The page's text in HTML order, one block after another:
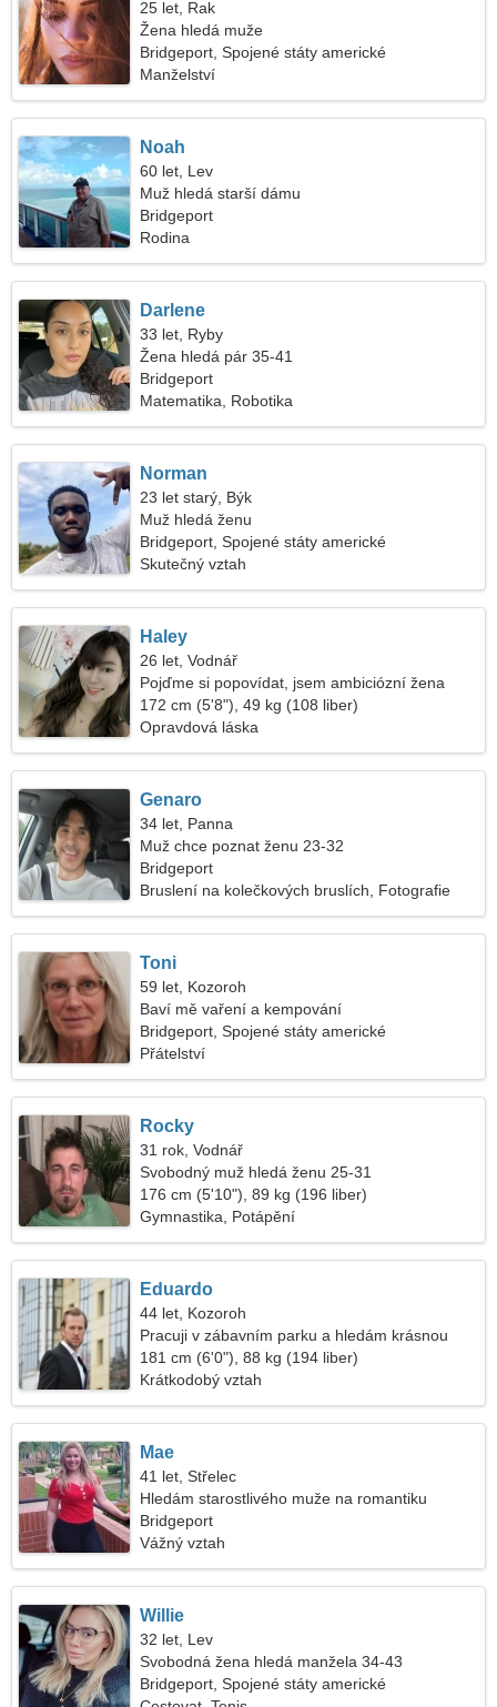
25 let, Rak
Žena hledá muže
Bridgeport, Spojené státy americké
Manželství
Noah
60 let, Lev
Muž hledá starší dámu
Bridgeport
Rodina
Darlene
33 let, Ryby
Žena hledá pár 35-41
Bridgeport
Matematika, Robotika
Norman
23 let starý, Býk
Muž hledá ženu
Bridgeport, Spojené státy americké
Skutečný vztah
Haley
26 let, Vodnář
Pojďme si popovídat, jsem ambiciózní žena
172 cm (5'8"), 49 kg (108 liber)
Opravdová láska
Genaro
34 let, Panna
Muž chce poznat ženu 23-32
Bridgeport
Bruslení na kolečkových bruslích, Fotografie
Toni
59 let, Kozoroh
Baví mě vaření a kempování
Bridgeport, Spojené státy americké
Přátelství
Rocky
31 rok, Vodnář
Svobodný muž hledá ženu 25-31
176 cm (5'10"), 89 kg (196 liber)
Gymnastika, Potápění
Eduardo
44 let, Kozoroh
Pracuji v zábavním parku a hledám krásnou
ženu
181 cm (6'0"), 88 kg (194 liber)
Krátkodobý vztah
Mae
41 let, Střelec
Hledám starostlivého muže na romantiku
Bridgeport
Vážný vztah
Willie
32 let, Lev
Svobodná žena hledá manžela 34-43
Bridgeport, Spojené státy americké